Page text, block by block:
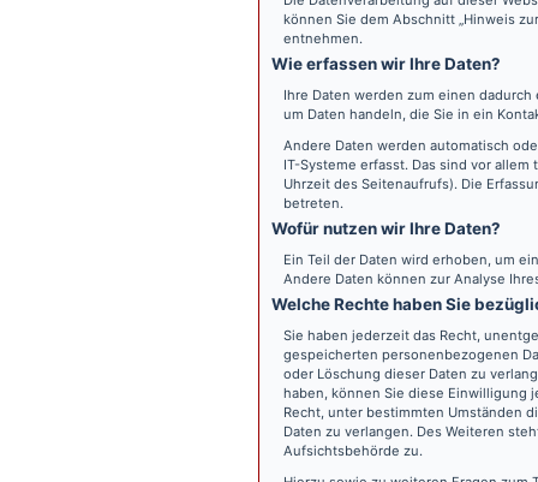
können Sie dem Abschnitt „Hinweis
entnehmen.
Wie erfassen wir Ihre Daten?
Ihre Daten werden zum einen
um Daten handeln, die Sie in ein
Andere Daten werden automatisch
IT-Systeme erfasst. Das sind vor
Uhrzeit des Seitenaufrufs). Die
betreten.
Wofür nutzen wir Ihre Daten?
Ein Teil der Daten wird erhoben, um
Andere Daten können zur Analyse
Welche Rechte haben Sie
Sie haben jederzeit das Recht,
gespeicherten personenbezogenen
oder Löschung dieser Daten zu
haben, können Sie diese Einwilligung
Recht, unter bestimmten Umständen
Daten zu verlangen. Des Weiteren
Aufsichtsbehörde zu.